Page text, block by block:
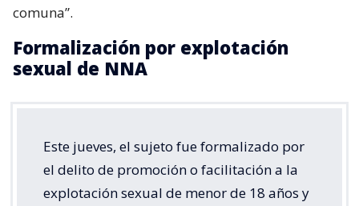
comuna”.
Formalización por explotación
sexual de NNA
Este jueves, el sujeto fue formalizado por
el delito de promoción o facilitación a la
explotación sexual de menor de 18 años y